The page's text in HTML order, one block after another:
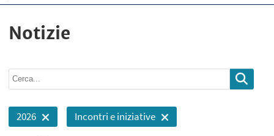
Notizie
2026 Incontri e iniziative